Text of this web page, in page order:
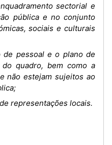
sectorial e
pública e no conjunto
sociais e culturais
de pessoal e o plano de
quadro, bem como a
não estejam sujeitos ao
representações locais.